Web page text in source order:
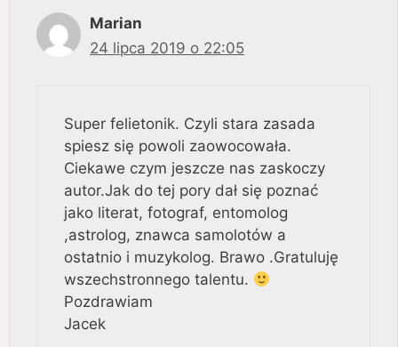
Marian
24 lipca 2019 o 22:05
Super felietonik. Czyli stara zasada
spiesz się powoli zaowocowała.
Ciekawe czym jeszcze nas zaskoczy
autor.Jak do tej pory dał się poznać
jako literat, fotograf, entomolog
,astrolog, znawca samolotów a
ostatnio i muzykolog. Brawo .Gratuluję
wszechstronnego talentu.
Pozdrawiam
Jacek